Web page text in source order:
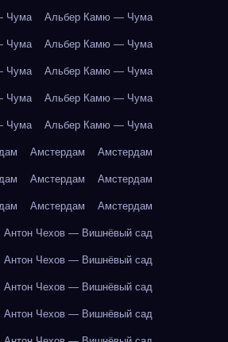
Чума Альбер Камю — Чума
Чума Альбер Камю — Чума
Чума Альбер Камю — Чума
Чума Альбер Камю — Чума
Чума Альбер Камю — Чума
Амстердам Амстердам
Амстердам Амстердам
Амстердам Амстердам
Антон Чехов — Вишнёвый сад
Антон Чехов — Вишнёвый сад
Антон Чехов — Вишнёвый сад
Антон Чехов — Вишнёвый сад